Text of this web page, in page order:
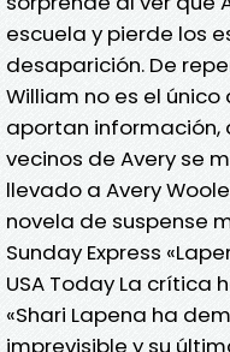
escuela y pierde los
desaparición. De
William no es el
aportan información,
vecinos de Avery se
llevado a Avery
novela de suspense
Sunday Express
USA Today La crítica
«Shari Lapena ha
imprevisible y su